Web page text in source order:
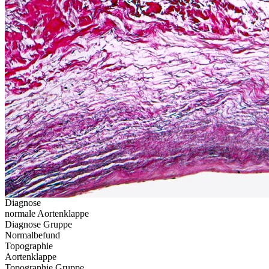
Diagnose
normale Aortenklappe
Diagnose Gruppe
Normalbefund
Topographie
Aortenklappe